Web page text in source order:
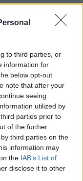
to third parties, or
information for
below opt-out
note that after your
seeing
utilized by
parties prior to
of the further
third parties on the
information may
the IAB’s List of
disclose it to other
shtator, edhe
angazhohet